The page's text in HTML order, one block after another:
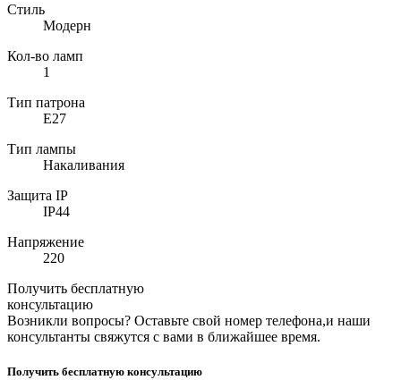
Стиль
Модерн
Кол-во ламп
1
Тип патрона
E27
Тип лампы
Накаливания
Защита IP
IP44
Напряжение
220
Получить бесплатную
консультацию
Возникли вопросы? Оставьте свой номер телефона,и наши
консультанты свяжутся с вами в ближайшее время.
Получить бесплатную консультацию